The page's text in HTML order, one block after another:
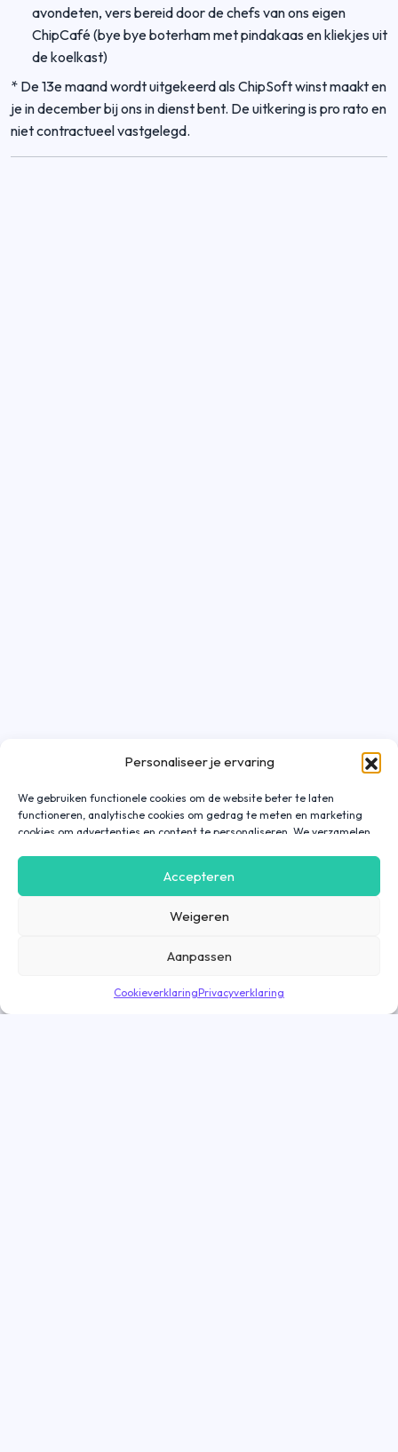
Personaliseer je ervaring
We gebruiken functionele cookies om de website beter te laten
functioneren, analytische cookies om gedrag te meten en marketing
cookies om advertenties en content te personaliseren. We verzamelen
advertenties, op onze website of in onze apps af te stemmen en te
personaliseren op basis van jouw interesses. Gegevens die via
marketing cookies worden verzameld, worden ook gedeeld met derde
meer informatie? Lees dan onze
Accepteren
Weigeren
Aanpassen
CookieverklaringPrivacyverklaring
avondeten, vers bereid door de chefs van ons eigen
ChipCafé (bye bye boterham met pindakaas en kliekjes uit
de koelkast)
* De 13e maand wordt uitgekeerd als ChipSoft winst maakt en
je in december bij ons in dienst bent. De uitkering is pro rato en
niet contractueel vastgelegd.